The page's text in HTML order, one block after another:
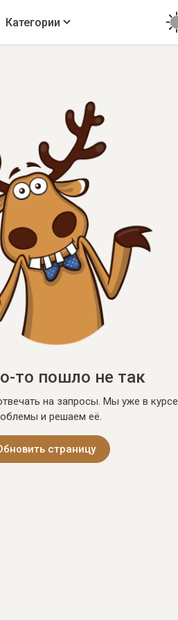
Категории
то пошло не так
на запросы. Мы уже в курсе
и решаем её.
страницу